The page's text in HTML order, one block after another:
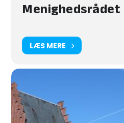
Menighedsrådet
LÆS MERE